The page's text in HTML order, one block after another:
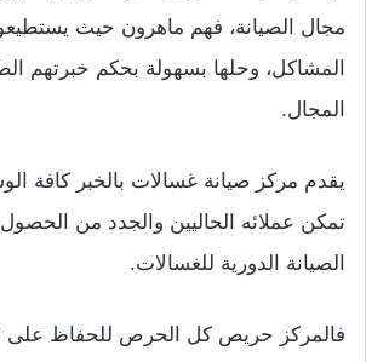
مجال الصيانة، فهم ماهرون حيث
المشاكل، وحلها بسهولة بحكم خبرتهم
المجال.
يقدم مركز صيانة غسالات بالخبر كافة
تمكن عملائه الحاليين والجدد من
الصيانة الدورية للغسالات.
فالمركز حريص كل الحرص للحفاظ على